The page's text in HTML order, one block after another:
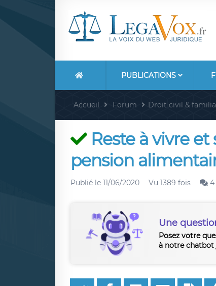
PUBLICATIONS
Accueil Forum Droit civil &
Reste à vivre et
pension
Publié le 11/06/2020 Vu 1389 fois 4
Une
Posez votre
à notre